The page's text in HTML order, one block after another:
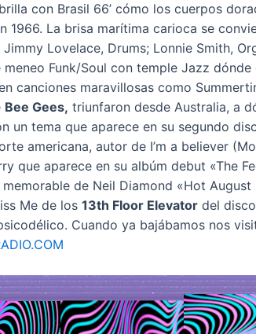
con Brasil 66’ cómo los cuerpos
La brisa marítima carioca se
Lovelace, Drums; Lonnie Smith,
meneo Funk/Soul con temple Jazz
canciones maravillosas como
Bee Gees, triunfaron desde Australia, a
tema que aparece en su segundo
americana, autor de I’m a believer
que aparece en su albúm debut «The
de Neil Diamond «Hot
Me de los 13th Floor Elevator del
Cuando ya bajábamos nos